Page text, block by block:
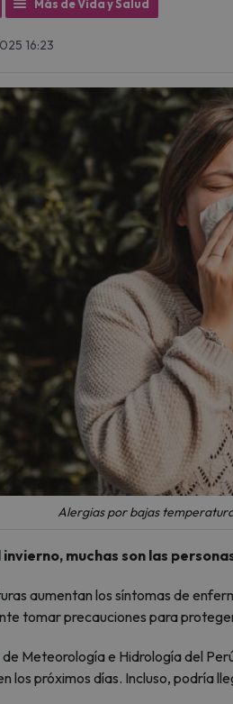
Más de Vida y Salud
16:23
Alergias por bajas
invierno, muchas son las
aumentan los síntomas de
tomar precauciones para
de Meteorología e Hidrología del
los próximos días. Incluso, podría